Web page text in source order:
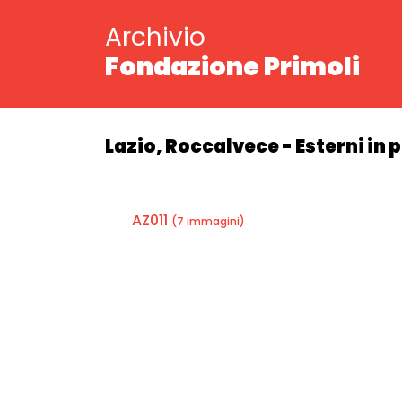
Archivio
Fondazione Primoli
Lazio, Roccalvece - Esterni in
AZ011 (7 immagini)